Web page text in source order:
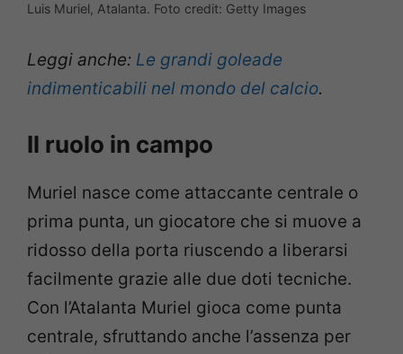
Luis Muriel, Atalanta. Foto credit: Getty Images
Leggi anche: Le grandi goleade
indimenticabili nel mondo del calcio.
Il ruolo in campo
Muriel nasce come attaccante centrale o
prima punta, un giocatore che si muove a
ridosso della porta riuscendo a liberarsi
facilmente grazie alle due doti tecniche.
Con l’Atalanta Muriel gioca come punta
centrale, sfruttando anche l’assenza per